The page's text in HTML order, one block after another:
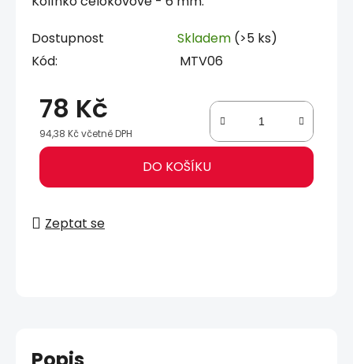
Dostupnost Skladem (>5 ks)
Kód:
MTV06
78 Kč
94,38 Kč včetně DPH
Měrná cena: DO KOŠÍKU
Zeptat se